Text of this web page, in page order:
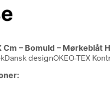
– Bomuld – Mørkeblåt
designOKEO-TEX